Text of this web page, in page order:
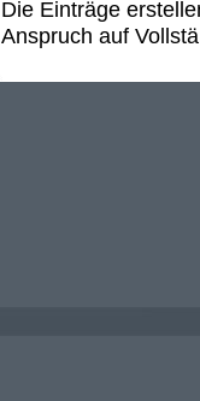
Die Einträge
Anspruch auf